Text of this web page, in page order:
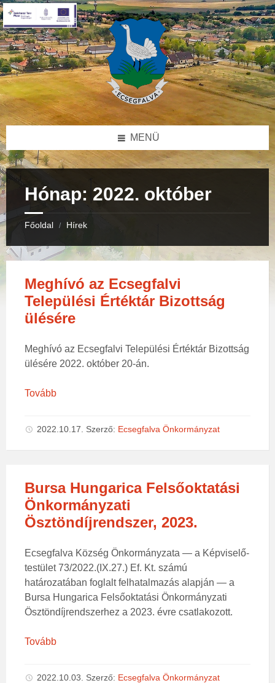
Skip
to
content
Skip
to
right
sidebar
Skip
to
footer
MENÜ
Hónap: 2022. október
Főoldal / Hírek
Meghívó az Ecsegfalvi
Települési Értéktár Bizottság
ülésére
Meghívó az Ecsegfalvi Települési Értéktár Bizottság
ülésére 2022. október 20-án.
Tovább
2022.10.17. Szerző: Ecsegfalva Önkormányzat
Bursa Hungarica Felsőoktatási
Önkormányzati
Ösztöndíjrendszer, 2023.
Ecsegfalva Község Önkormányzata — a Képviselő-
testület 73/2022.(IX.27.) Ef. Kt. számú
határozatában foglalt felhatalmazás alapján — a
Bursa Hungarica Felsőoktatási Önkormányzati
Ösztöndíjrendszerhez a 2023. évre csatlakozott.
Tovább
2022.10.03. Szerző: Ecsegfalva Önkormányzat